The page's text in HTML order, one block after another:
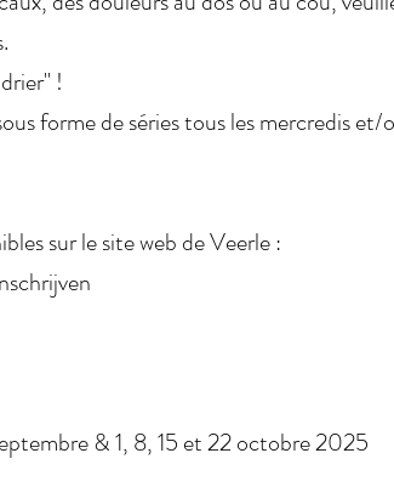
!
forme de séries tous les mercredis
sur le site web de Veerle :
& 1, 8, 15 et 22 octobre 2025